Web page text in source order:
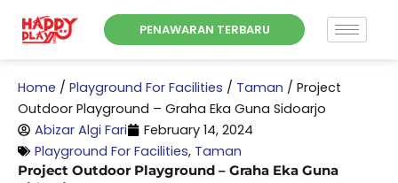
PENAWARAN TERBARU
Home / Playground For Facilities / Taman / Project
Outdoor Playground – Graha Eka Guna Sidoarjo
Abizar Algi Fari
February 14, 2024
Playground For Facilities, Taman
Project Outdoor Playground – Graha Eka Guna